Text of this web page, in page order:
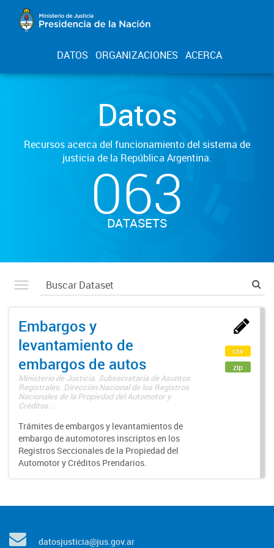
DATOS ORGANIZACIONES ACERCA
Datos
Recursos acerca del funcionamiento del sistema de
justicia de la República Argentina.
063
DATASETS
Embargos y
levantamiento de
embargos de autos
Ministerio de Justicia. Subsecretaría de Asuntos
Registrales. Dirección Nacional de los Registros
Nacionales de la Propiedad del Automotor y
Créditos ...
Trámites de embargos y levantamientos de
embargo de automotores inscriptos en los
Registros Seccionales de la Propiedad del
Automotor y Créditos Prendarios.
csv
zip
datosjusticia@jus.gov.ar